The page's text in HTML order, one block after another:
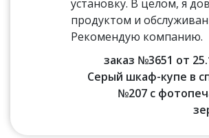
установку. В целом, я
продуктом и
Рекомендую компанию.
заказ №3651 от
Серый шкаф-купе в
№207 с